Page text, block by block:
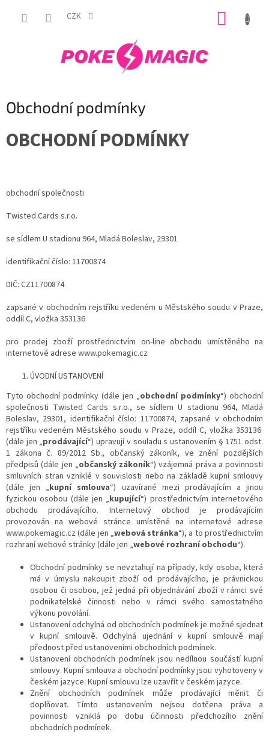
CZK
Obchodní podmínky
OBCHODNÍ PODMÍNKY
obchodní společnosti
Twisted Cards s.r.o.
se sídlem U stadionu 964, Mladá Boleslav, 29301
identifikační číslo: 11700874
DIČ: CZ11700874
zapsané v obchodním rejstříku vedeném u Městského soudu v Praze,
oddíl C, vložka 353136
pro prodej zboží prostřednictvím on-line obchodu umístěného na
internetové adrese www.pokemagic.cz
ÚVODNÍ USTANOVENÍ
Tyto obchodní podmínky (dále jen „obchodní podmínky“) obchodní
společnosti Twisted Cards s.r.o., se sídlemU stadionu 964, Mladá
Boleslav, 29301, identifikační číslo: 11700874, zapsané v obchodním
rejstříku vedeném Městského soudu v Praze, oddíl C, vložka 353136
(dále jen „prodávající“) upravují v souladu s ustanovením § 1751 odst.
1 zákona č. 89/2012 Sb., občanský zákoník, ve znění pozdějších
předpisů (dále jen „občanský zákoník“) vzájemná práva a povinnosti
smluvních stran vzniklé v souvislosti nebo na základě kupní smlouvy
(dále jen „kupní smlouva“) uzavírané mezi prodávajícím a jinou
fyzickou osobou (dále jen „kupující“) prostřednictvím internetového
obchodu prodávajícího. Internetový obchod je prodávajícím
provozován na webové stránce umístěné na internetové adrese
www.pokemagic.cz (dále jen „webová stránka“), a to prostřednictvím
rozhraní webové stránky (dále jen „webové rozhraní obchodu“).
Obchodní podmínky se nevztahují na případy, kdy osoba, která
má v úmyslu nakoupit zboží od prodávajícího, je právnickou
osobou či osobou, jež jedná při objednávání zboží v rámci své
podnikatelské činnosti nebo v rámci svého samostatného
výkonu povolání.
Ustanovení odchylná od obchodních podmínek je možné sjednat
v kupní smlouvě. Odchylná ujednání v kupní smlouvě mají
přednost před ustanoveními obchodních podmínek.
Ustanovení obchodních podmínek jsou nedílnou součástí kupní
smlouvy. Kupní smlouva a obchodní podmínky jsou vyhotoveny v
českém jazyce. Kupní smlouvu lze uzavřít v českém jazyce.
Znění obchodních podmínek může prodávající měnit či
doplňovat. Tímto ustanovením nejsou dotčena práva a
povinnosti vzniklá po dobu účinnosti předchozího znění
obchodních podmínek.